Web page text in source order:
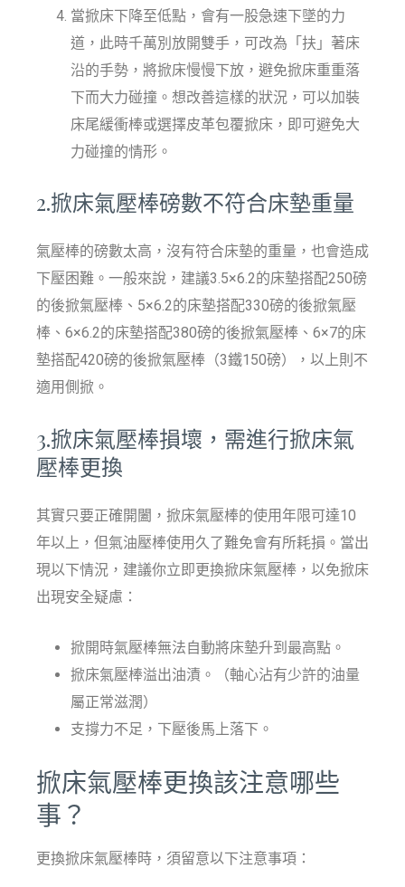
當掀床下降至低點，會有一股急速下墜的力
道，此時千萬別放開雙手，可改為「扶」著床
沿的手勢，將掀床慢慢下放，避免掀床重重落
下而大力碰撞。想改善這樣的狀況，可以加裝
床尾緩衝棒或選擇皮革包覆掀床，即可避免大
力碰撞的情形。
2.掀床氣壓棒磅數不符合床墊重量
氣壓棒的磅數太高，沒有符合床墊的重量，也會造成
下壓困難。一般來說，建議3.5×6.2的床墊搭配250磅
的後掀氣壓棒、5×6.2的床墊搭配330磅的後掀氣壓
棒、6×6.2的床墊搭配380磅的後掀氣壓棒、6×7的床
墊搭配420磅的後掀氣壓棒（3鐵150磅），以上則不
適用側掀。
3.掀床氣壓棒損壞，需進行掀床氣
壓棒更換
其實只要正確開闔，掀床氣壓棒的使用年限可達10
年以上，但氣油壓棒使用久了難免會有所耗損。當出
現以下情況，建議你立即更換掀床氣壓棒，以免掀床
出現安全疑慮：
掀開時氣壓棒無法自動將床墊升到最高點。
掀床氣壓棒溢出油漬。（軸心沾有少許的油量
屬正常滋潤）
支撐力不足，下壓後馬上落下。
掀床氣壓棒更換該注意哪些
事？
更換掀床氣壓棒時，須留意以下注意事項：